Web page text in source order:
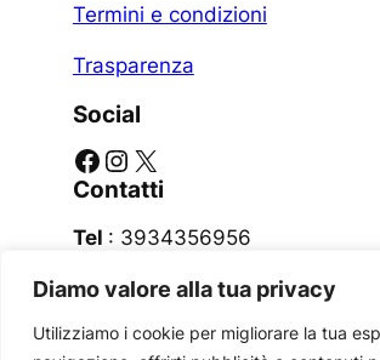
Diamo valore alla tua privacy
Utilizziamo i cookie per migliorare la tua
Termini e condizioni
Trasparenza
Social
Facebook Instagram X
Contatti
Tel : 3934356956
Email:bariplanetario@gmail.com
Indirizzo: Lungomare Starita